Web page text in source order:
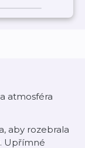
atmosféra
aby rozebrala
Upřímné